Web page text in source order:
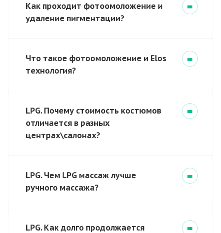
Как проходит фотоомоложение и
удаление пигментации?
Что такое фотоомоложение и Elos
технология?
LPG. Почему стоимость костюмов
отличается в разных
центрах\салонах?
LPG. Чем LPG массаж лучше
ручного массажа?
LPG. Как долго продолжается